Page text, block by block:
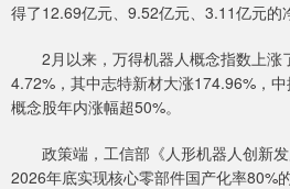
得了12.69亿元、9.52亿元、3.11亿元的
2月以来，万得机器人概念指数上涨
4.72%，其中志特新材大涨174.96%，
概念股年内涨幅超50%。
政策端，工信部《人形机器人创新发
2026年底实现核心零部件国产化率80%